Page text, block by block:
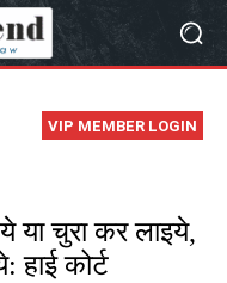
VIP MEMBER LOGIN
या चुरा कर लाइये,
कोर्ट